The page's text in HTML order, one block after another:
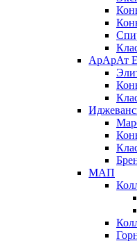
АрАрАт
МАП